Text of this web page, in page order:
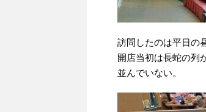
訪問したのは平日の
開店当初は長蛇の列
並んでいない。